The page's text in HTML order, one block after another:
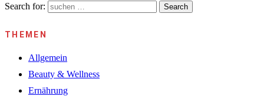
Search for: Search
THEMEN
Allgemein
Beauty & Wellness
Ernährung